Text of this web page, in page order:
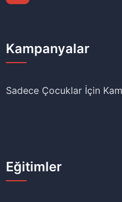
Kampanyalar
Sadece Çocuklar İçin
Eğitimler